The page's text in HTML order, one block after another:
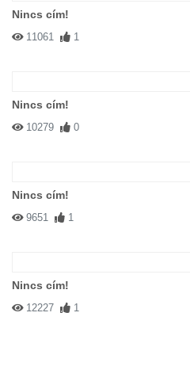
Nincs cím!
11061 1
Nincs cím!
10279 0
Nincs cím!
9651 1
Nincs cím!
12227 1